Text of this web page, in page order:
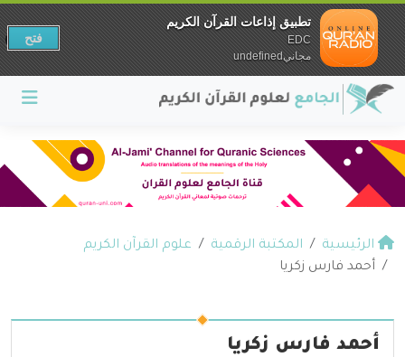
الرئيسية المكتبة الرقمية
علوم القرآن الكريم
أحمد فارس زكريا
أحمد فارس زكريا
تطبيق إذاعات القرآن الكريم
EDC
مجانيundefined
فتح